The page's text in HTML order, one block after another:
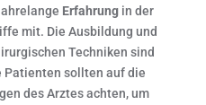
Erfahrungin der
mit. Die Ausbildung und
Techniken sind
sollten auf die
des Arztes achten, um